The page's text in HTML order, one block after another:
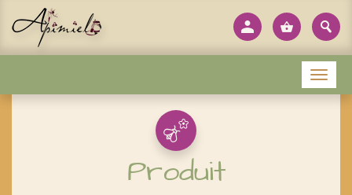
Produit
Menu
Panneau de gestion des cookies